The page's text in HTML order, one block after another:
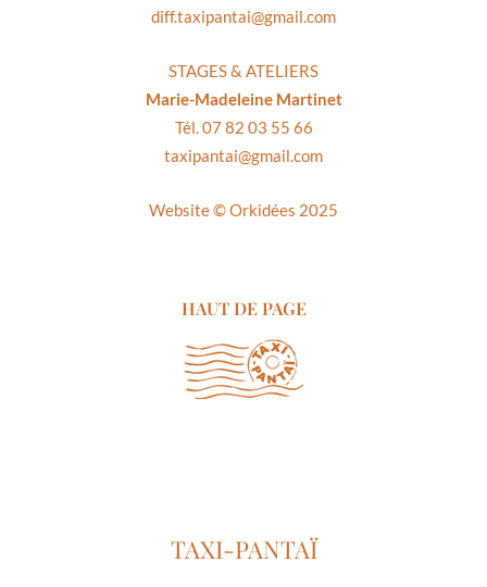
diff.taxipantai@gmail.com
STAGES & ATELIERS
Marie-Madeleine Martinet
Tél. 07 82 03 55 66
taxipantai@gmail.com
Website ©Orkidées 2025
HAUT DE PAGE
TAXI-PANTAÏ